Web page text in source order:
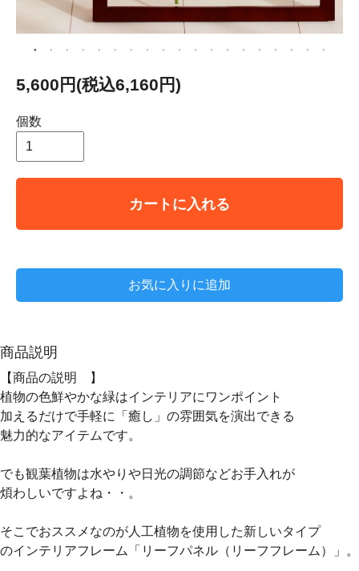
5,600円(税込6,160円)
個数
カートに入れる
お気に入りに追加
商品説明
【商品の説明 】
植物の色鮮やかな緑はインテリアにワンポイント
加えるだけで手軽に「癒し」の雰囲気を演出できる
魅力的なアイテムです。
でも観葉植物は水やりや日光の調節などお手入れが
煩わしいですよね・・。
そこでおススメなのが人工植物を使用した新しいタイプ
のインテリアフレーム「リーフパネル（リーフフレーム）」。